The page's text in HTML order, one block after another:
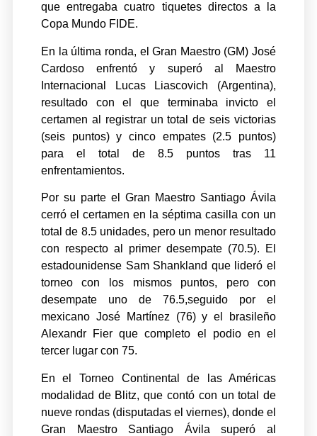
que entregaba cuatro tiquetes directos a la
Copa Mundo FIDE.
En la última ronda, el Gran Maestro (GM) José
Cardoso enfrentó y superó al Maestro
Internacional Lucas Liascovich (Argentina),
resultado con el que terminaba invicto el
certamen al registrar un total de seis victorias
(seis puntos) y cinco empates (2.5 puntos)
para el total de 8.5 puntos tras 11
enfrentamientos.
Por su parte el Gran Maestro Santiago Ávila
cerró el certamen en la séptima casilla con un
total de 8.5 unidades, pero un menor resultado
con respecto al primer desempate (70.5). El
estadounidense Sam Shankland que lideró el
torneo con los mismos puntos, pero con
desempate uno de 76.5,seguido por el
mexicano José Martínez (76) y el brasileño
Alexandr Fier que completo el podio en el
tercer lugar con 75.
En el Torneo Continental de las Américas
modalidad de Blitz, que contó con un total de
nueve rondas (disputadas el viernes), donde el
Gran Maestro Santiago Ávila superó al